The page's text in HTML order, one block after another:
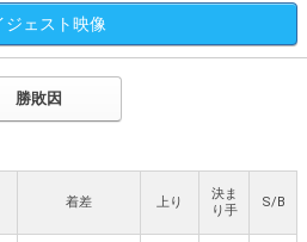
ジェスト映像
勝敗因
着差 上り
決ま
り手
S/B